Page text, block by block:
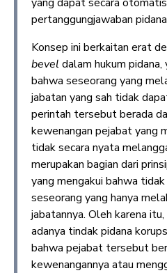
pertanggungjawaban
Konsep ini berkaitan erat
bevel dalam hukum
bahwa seseorang yang
jabatan yang sah tidak
perintah tersebut berada
kewenangan pejabat yang
tidak secara nyata
merupakan bagian dari
yang mengakui bahwa
seseorang yang hanya
jabatannya. Oleh karena
adanya tindak pidana
bahwa pejabat tersebut
kewenangannya atau